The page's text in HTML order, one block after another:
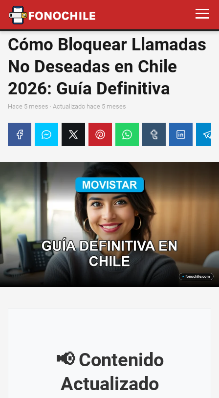
Cómo Bloquear Llamadas
No Deseadas en Chile
2026: Guía Definitiva
hace 5 meses · Actualizado hace 5 meses
📢 Contenido
Actualizado